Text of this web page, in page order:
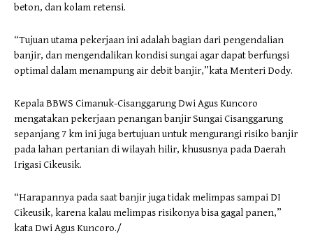
beton, dan kolam retensi.
“Tujuan utama pekerjaan ini adalah bagian dari pengendalian
banjir, dan mengendalikan kondisi sungai agar dapat berfungsi
optimal dalam menampung air debit banjir,”kata Menteri Dody.
Kepala BBWS Cimanuk-Cisanggarung Dwi Agus Kuncoro
mengatakan pekerjaan penangan banjir Sungai Cisanggarung
sepanjang 7 km ini juga bertujuan untuk mengurangi risiko banjir
pada lahan pertanian di wilayah hilir, khususnya pada Daerah
Irigasi Cikeusik.
“Harapannya pada saat banjir juga tidak melimpas sampai DI
Cikeusik, karena kalau melimpas risikonya bisa gagal panen,”
kata Dwi Agus Kuncoro./